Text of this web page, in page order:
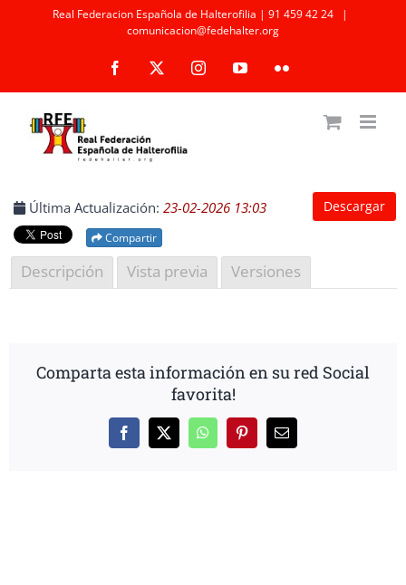
Real Federacion Española de Halterofilia | 91 459 42 24
|
comunicacion@fedehalter.org
Facebook InstagramYouTubeFlickr
Descargar
Última Actualización: 23-02-2026 13:03
Compartir
Descripción Vista previa Versiones
Comparta esta información en su red Social
favorita!
Facebook
X WhatsAppPinterestCorreo